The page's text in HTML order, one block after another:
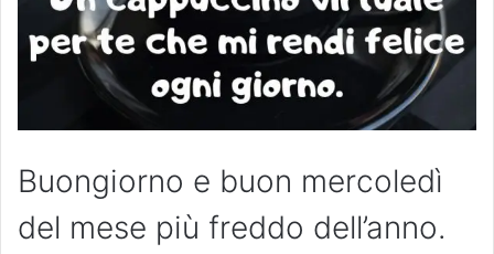
Buongiorno e buon mercoledì
del mese più freddo dell’anno.